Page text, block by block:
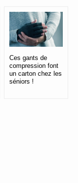
Ces gants de
compression font
un carton chez les
séniors !